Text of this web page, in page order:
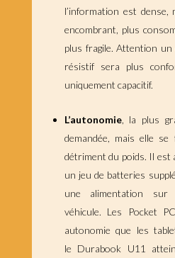
l’information est dense,
encombrant, plus
plus fragile. Attention
résistif sera plus
uniquement capacitif.
L’autonomie, la plus
demandée, mais elle
détriment du poids. Il est
un jeu de batteries
une alimentation sur
véhicule. Les Pocket
autonomie que les
le Durabook U11